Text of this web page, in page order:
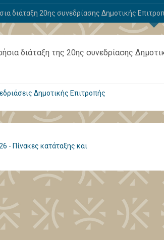
διάταξη 20ης συνεδρίασης Δημοτικής
διάταξη της 20ης συνεδρίασης
Δημοτικής Επιτροπής
- Πίνακες κατάταξης και